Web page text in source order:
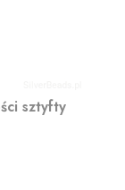
sztyfty